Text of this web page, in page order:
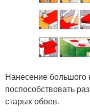
Нанесение большого
поспособствовать
старых обоев.